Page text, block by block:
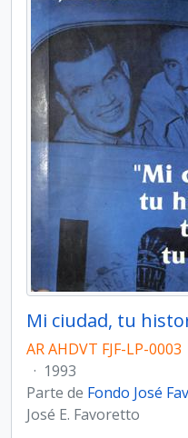
AR AHDVT FJF-LP-0003
· 1993
Parte de Fondo José
José E. Favoretto